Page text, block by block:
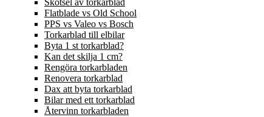
Skötsel av torkarblad
Flatblade vs Old School
PPS vs Valeo vs Bosch
Torkarblad till elbilar
Byta 1 st torkarblad?
Kan det skilja 1 cm?
Rengöra torkarbladen
Renovera torkarblad
Dax att byta torkarblad
Bilar med ett torkarblad
Återvinn torkarbladen